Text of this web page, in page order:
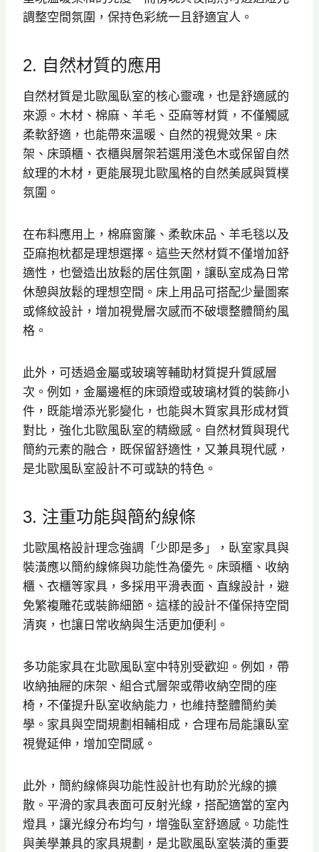
調整空間氛圍，保持色彩統一且舒適宜人。
2. 自然材質的應用
自然材質是北歐風臥室的核心靈魂，也是舒適感的
來源。木材、棉麻、羊毛、亞麻等材質，不僅觸感
柔軟舒適，也能帶來溫暖、自然的視覺效果。床
架、床頭櫃、衣櫃與層架若選用淺色木或保留自然
紋理的木材，更能展現北歐風格的自然美感與質樸
氛圍。
在布料應用上，棉麻窗簾、柔軟床品、羊毛毯以及
亞麻抱枕都是理想選擇。這些天然材質不僅增加舒
適性，也營造出放鬆的居住氛圍，讓臥室成為日常
休憩與放鬆的理想空間。床上用品可搭配少量圖案
或條紋設計，增加視覺層次感而不破壞整體簡約風
格。
此外，可透過金屬或玻璃等輔助材質提升質感層
次。例如，金屬邊框的床頭燈或玻璃材質的裝飾小
件，既能增添光影變化，也能與木質家具形成材質
對比，強化北歐風臥室的精緻感。自然材質與現代
簡約元素的融合，既保留舒適性，又兼具現代感，
是北歐風臥室設計不可或缺的特色。
3. 注重功能與簡約線條
北歐風格設計理念強調「少即是多」，臥室家具與
裝潢應以簡約線條與功能性為優先。床頭櫃、收納
櫃、衣櫃等家具，多採用平滑表面、直線設計，避
免繁複雕花或裝飾細節。這樣的設計不僅保持空間
清爽，也讓日常收納與生活更加便利。
多功能家具在北歐風臥室中特別受歡迎。例如，帶
收納抽屜的床架、組合式層架或帶收納空間的座
椅，不僅提升臥室收納能力，也維持整體簡約美
學。家具與空間規劃相輔相成，合理布局能讓臥室
視覺延伸，增加空間感。
此外，簡約線條與功能性設計也有助於光線的擴
散。平滑的家具表面可反射光線，搭配適當的室內
燈具，讓光線分布均勻，增強臥室舒適感。功能性
與美學兼具的家具規劃，是北歐風臥室裝潢的重要